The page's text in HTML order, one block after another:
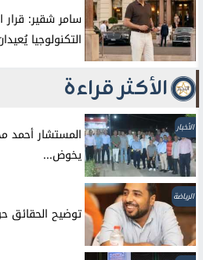
سامر شقير: قرار
التكنولوجيا
الأكثر قراءة
الأخبار
المستشار أحمد
يخوض...
الرياضة
توضيح الحقائق